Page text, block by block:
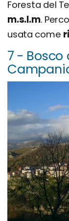
Foresta del
m.s.l.m.
usata come
7 -